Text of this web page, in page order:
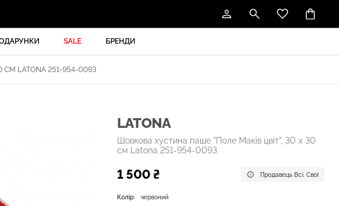
SALE БРЕНДИ
LATONA 251-954-0093
LATONA
Шовкова хустина паше "Поле Маків цвіт", 30 х 30
см Latona 251-954-0093
1 500 ₴ Продавець Всі. Свої
Колір: червоний